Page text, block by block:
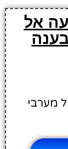
אל
מערבי